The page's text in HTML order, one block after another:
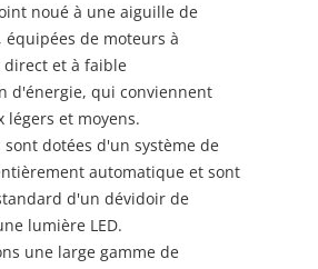
noué à une aiguille de
de moteurs à
et à faible
d'énergie, qui conviennent
légers et moyens.
sont dotées d'un système de
automatique et sont
d'un dévidoir de
lumière LED.
une large gamme de